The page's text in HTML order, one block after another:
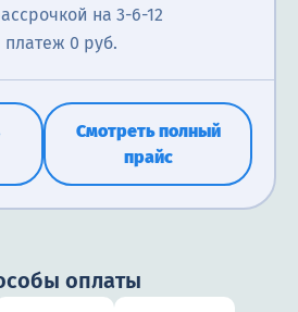
на 3-6-12
0 руб.
Смотреть полный
прайс
оплаты